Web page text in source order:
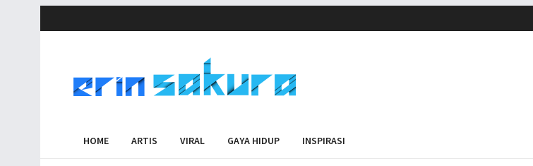
HOME ARTIS VIRAL GAYA HIDUP INSPIRASI